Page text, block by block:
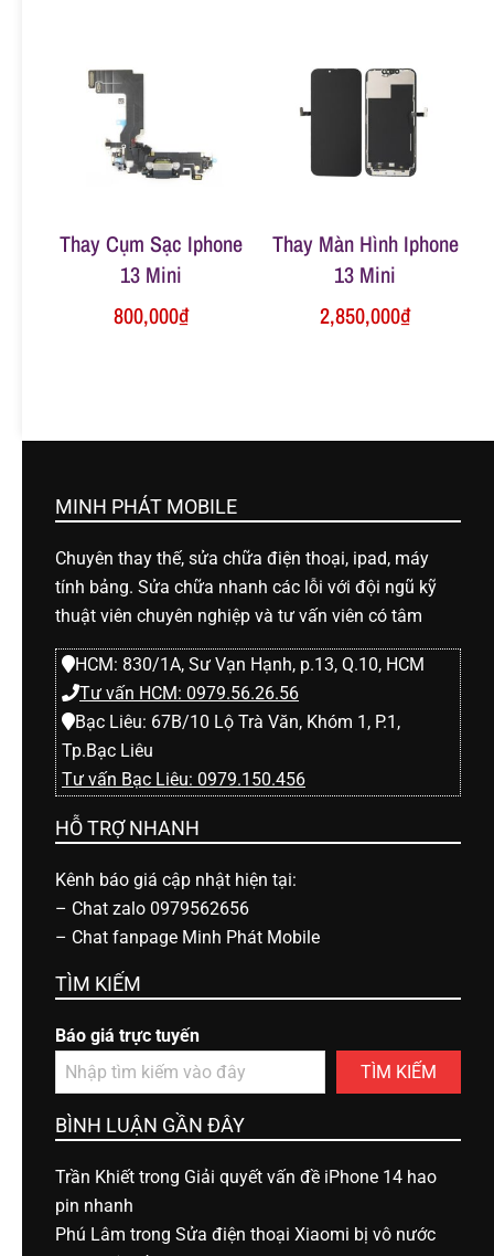
Thay Cụm Sạc Iphone
13 Mini
800,000₫
Thay Màn Hình Iphone
13 Mini
2,850,000₫
MINH PHÁT MOBILE
Chuyên thay thế, sửa chữa điện thoại, ipad, máy
tính bảng. Sửa chữa nhanh các lỗi với đội ngũ kỹ
thuật viên chuyên nghiệp và tư vấn viên có tâm
HCM: 830/1A, Sư Vạn Hạnh, p.13, Q.10, HCM
Tư vấn HCM: 0979.56.26.56
Bạc Liêu: 67B/10 Lộ Trà Văn, Khóm 1, P.1,
Tp.Bạc Liêu
Tư vấn Bạc Liêu: 0979.150.456
HỖ TRỢ NHANH
Kênh báo giá cập nhật hiện tại:
– Chat zalo 0979562656
– Chat fanpage Minh Phát Mobile
TÌM KIẾM
Báo giá trực tuyến
TÌM KIẾM
BÌNH LUẬN GẦN ĐÂY
Trần Khiết trong Giải quyết vấn đề iPhone 14 hao
pin nhanh
Phú Lâm trong Sửa điện thoại Xiaomi bị vô nước